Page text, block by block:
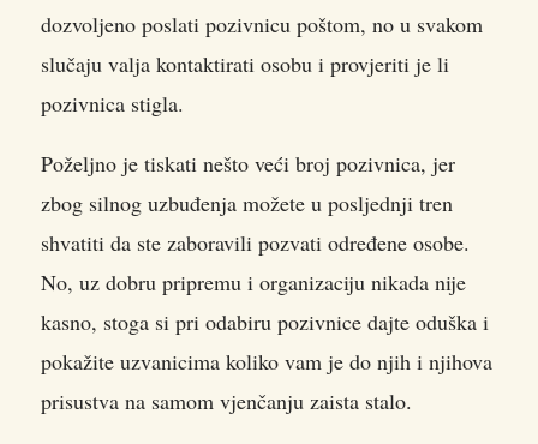
dozvoljeno poslati pozivnicu poštom, no u svakom
slučaju valja kontaktirati osobu i provjeriti je li
pozivnica stigla.
Poželjno je tiskati nešto veći broj pozivnica, jer
zbog silnog uzbuđenja možete u posljednji tren
shvatiti da ste zaboravili pozvati određene osobe.
No, uz dobru pripremu i organizaciju nikada nije
kasno, stoga si pri odabiru pozivnice dajte oduška i
pokažite uzvanicima koliko vam je do njih i njihova
prisustva na samom vjenčanju zaista stalo.